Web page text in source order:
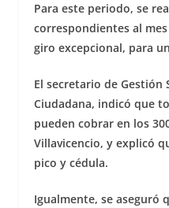
Para este periodo, se
correspondientes al
giro excepcional, para
El secretario de Gestión
Ciudadana, indicó que
pueden cobrar en los
Villavicencio, y explicó
pico y cédula.
Igualmente, se aseguró